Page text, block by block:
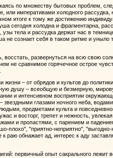
по множеству бытовых проблем,
или императивами холодного рассудка,
итоге к тому же достижению
сегодня холодна и фрагментарна,
тела и рассудка держат нас в
не сознает себя в таком ритме и уныло
восстать, развернуться на всю свою
не сравнимое горячечное острое
– от обрядов и культов до
душу – всеобщую и безмерную,
и интенсивном восприятии
звездными глазами ночного неба,
предметами культа и
и восторг, трепет и нежность,
и пропастями, с парением и
плохо", "приятно-неприятно", "выгодно-
раю обнажает ад, интерес к аду
первичный опыт сакрального лежит